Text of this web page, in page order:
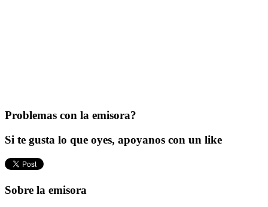
Problemas con la emisora?
Si te gusta lo que oyes, apoyanos con un like
Sobre la emisora